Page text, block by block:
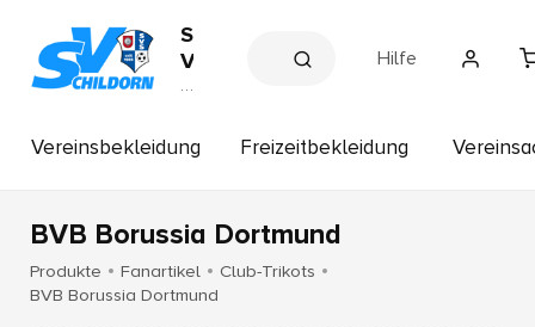
S
V
S
h
il
o
r
n
e
h
o
p
Hilfe
Vereinsbekleidung Freizeitbekleidung
BVB Borussia Dortmund
Produkte Fanartikel
Club-Trikots
BVB Borussia Dortmund